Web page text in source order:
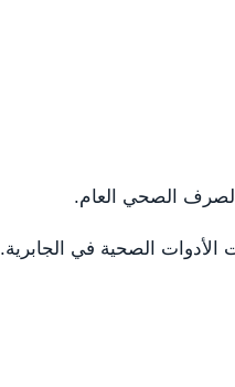
الصحي العام.
الأدوات الصحية في الجابرية.